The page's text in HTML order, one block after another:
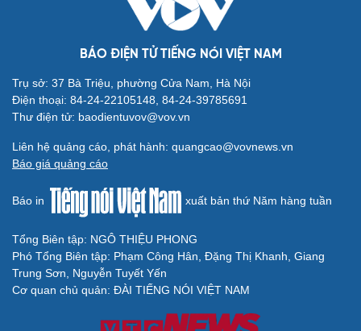
BÁO ĐIỆN TỬ TIẾNG NÓI VIỆT NAM
Trụ sở: 37 Bà Triệu, phường Cửa Nam, Hà Nội
Điện thoại: 84-24-22105148, 84-24-39785691
Thư điện tử: baodientuvov@vov.vn
Liên hệ quảng cáo, phát hành: quangcao@vovnews.vn
Báo giá quảng cáo
Báo in xuất bản thứ Năm hàng tuần
Tổng Biên tập: NGÔ THIỆU PHONG
Phó Tổng Biên tập: Phạm Công Hân, Đặng Thị Khanh, Giang
Trung Sơn, Nguyễn Tuyết Yến
Cơ quan chủ quản: ĐÀI TIẾNG NÓI VIỆT NAM